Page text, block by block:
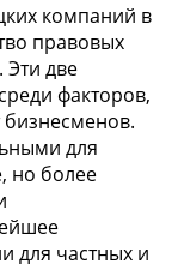
компаний в
правовых
две
факторов,
бизнесменов.
для
но более
для частных и